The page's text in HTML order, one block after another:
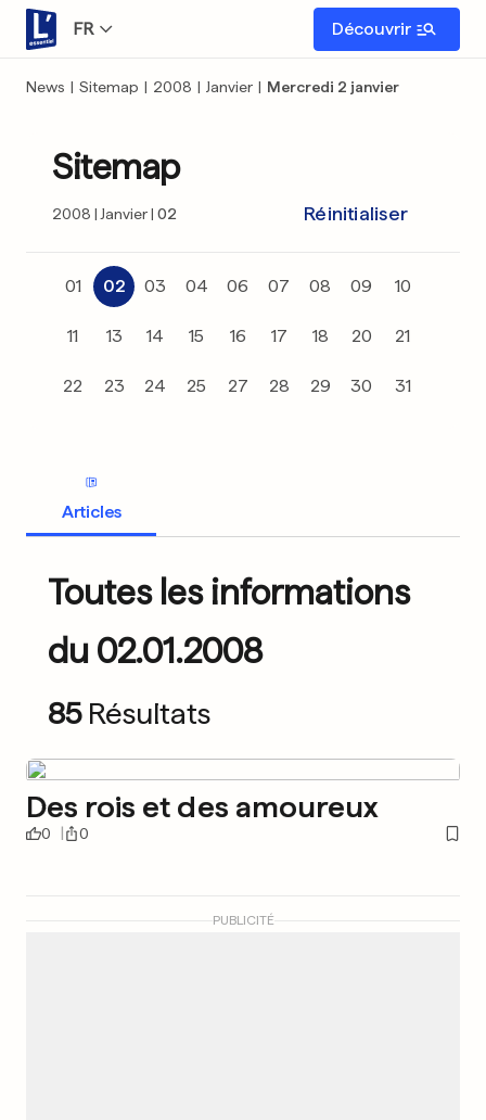
FR Découvrir
News | Sitemap | 2008 | Janvier | Mercredi 2 janvier
Sitemap
2008 Janvier 02 Réinitialiser
01 02 03 04 06 07 08 09 10
11 13 14 15 16 17 18 20 21
22 23 24 25 27 28 29 30 31
Articles
Toutes les informations
du 02.01.2008
85 Résultats
Des rois et des amoureux
0 0
PUBLICITÉ